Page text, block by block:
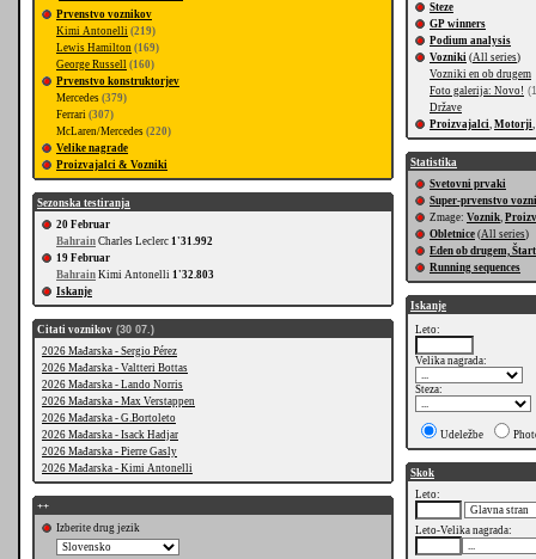
Prvenstvo voznikov
Kimi Antonelli (219)
Lewis Hamilton (169)
George Russell (160)
Prvenstvo konstruktorjev
Mercedes (379)
Ferrari (307)
McLaren/Mercedes (220)
Velike nagrade
Proizvajalci & Vozniki
Sezonska testiranja
20 Februar
Bahrain Charles Leclerc 1'31.992
19 Februar
Bahrain Kimi Antonelli 1'32.803
Iskanje
Citati voznikov (30 07.)
2026 Mađarska - Sergio Pérez
2026 Mađarska - Valtteri Bottas
2026 Mađarska - Lando Norris
2026 Mađarska - Max Verstappen
2026 Mađarska - G.Bortoleto
2026 Mađarska - Isack Hadjar
2026 Mađarska - Pierre Gasly
2026 Mađarska - Kimi Antonelli
++
Izberite drug jezik
Steze
GP winners
Podium analysis
Vozniki (All series)
Vozniki en ob drugem
Foto galerija: Novo!
Države
Proizvajalci, Motorji,
Statistika
Svetovni prvaki
Super-prvenstvo
Zmage: Voznik,
Obletnice (All series)
Eden ob drugem,
Running sequences
Iskanje
Leto:
Velika nagrada:
Steza:
Udeležbe
Skok
Leto:
Leto-Velika nagrada: